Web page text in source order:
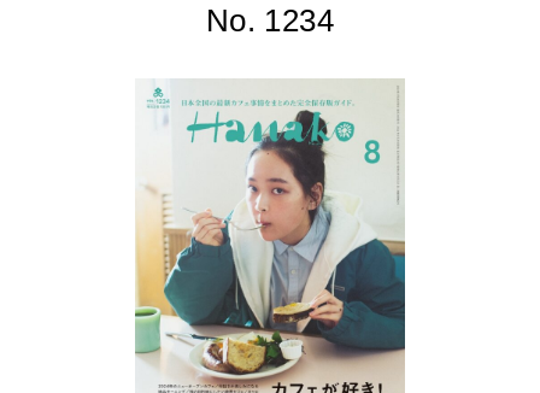
No. 1234